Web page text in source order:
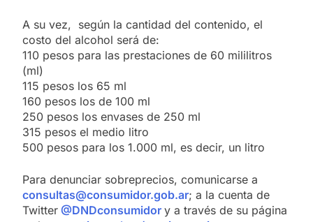
A su vez, según la cantidad del contenido, el
costo del alcohol será de:
110 pesos para las prestaciones de 60 mililitros
(ml)
115 pesos los 65 ml
160 pesos los de 100 ml
250 pesos los envases de 250 ml
315 pesos el medio litro
500 pesos para los 1.000 ml, es decir, un litro
Para denunciar sobreprecios, comunicarse a
consultas@consumidor.gob.ar; a la cuenta de
Twitter @DNDconsumidor y a través de su página